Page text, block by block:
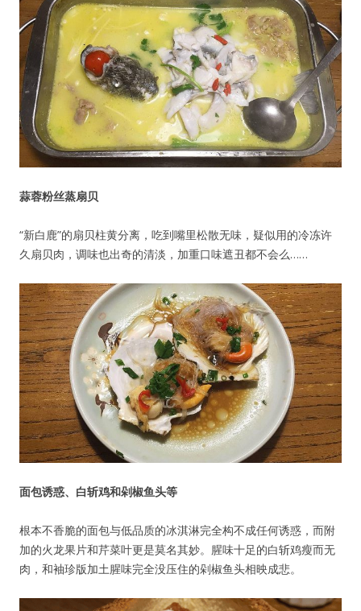
用户名或Email
密码
记住我的登录状态
没帐号？注册一个
蒜蓉粉丝蒸扇贝
“新白鹿”的扇贝柱黄分离，吃到嘴里松散无味，疑似用的冷冻许
久扇贝肉，调味也出奇的清淡，加重口味遮丑都不会么……
面包诱惑、白斩鸡和剁椒鱼头等
根本不香脆的面包与低品质的冰淇淋完全构不成任何诱惑，而附
加的火龙果片和芹菜叶更是莫名其妙。腥味十足的白斩鸡瘦而无
肉，和袖珍版加土腥味完全没压住的剁椒鱼头相映成悲。